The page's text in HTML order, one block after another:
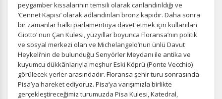
peygamber kıssalarının temsili olarak canlandırıldığı ve
‘Cennet Kapısı’ olarak adlandırılan bronz kapıdır. Daha sonra
bir zamanlar halkı parlamentoya davet etmek için kullanılan
Giotto’ nun Çan Kulesi, yüzyıllar boyunca Floransa’nın politik
ve sosyal merkezi olan ve Michelangelo’nun ünlü Davut
Heykeli’nin de bulunduğu Senyörler Meydanı ile antika ve
kuyumcu dükkânlarıyla meşhur Eski Köprü (Ponte Vecchio)
görülecek yerler arasındadır. Floransa şehir turu sonrasında
Pisa’ya hareket ediyoruz. Pisa’ya varışımızla birlikte
gerçekleştireceğimiz turumuzda Pisa Kulesi, Katedral,